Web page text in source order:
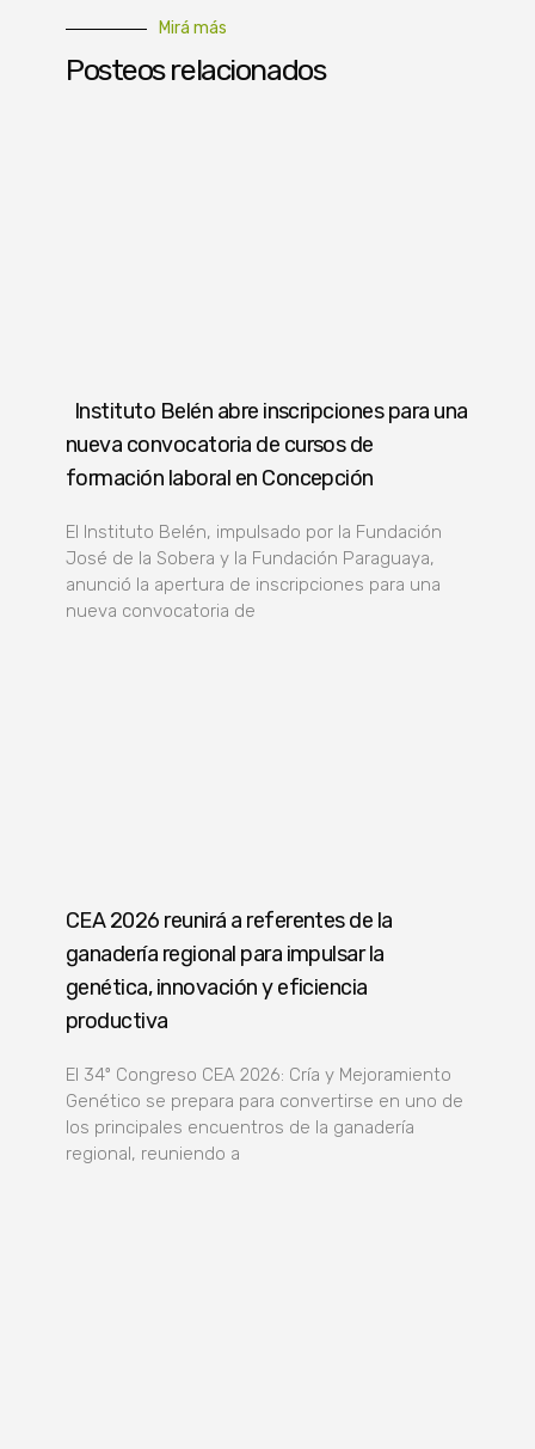
Mirá más
Posteos relacionados
Instituto Belén abre inscripciones para una
nueva convocatoria de cursos de
formación laboral en Concepción
El Instituto Belén, impulsado por la Fundación
José de la Sobera y la Fundación Paraguaya,
anunció la apertura de inscripciones para una
nueva convocatoria de
CEA 2026 reunirá a referentes de la
ganadería regional para impulsar la
genética, innovación y eficiencia
productiva
El 34º Congreso CEA 2026: Cría y Mejoramiento
Genético se prepara para convertirse en uno de
los principales encuentros de la ganadería
regional, reuniendo a